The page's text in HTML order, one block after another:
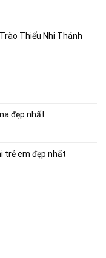
Thiếu Nhi Thánh
đẹp nhất
trẻ em đẹp nhất